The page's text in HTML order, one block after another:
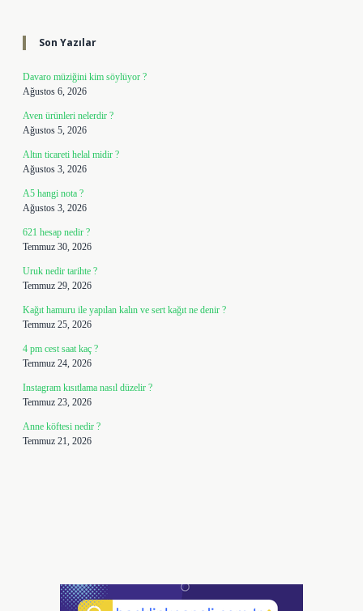
Son Yazılar
Davaro müziğini kim söylüyor ?
Ağustos 6, 2026
Aven ürünleri nelerdir ?
Ağustos 5, 2026
Altın ticareti helal midir ?
Ağustos 3, 2026
A5 hangi nota ?
Ağustos 3, 2026
621 hesap nedir ?
Temmuz 30, 2026
Uruk nedir tarihte ?
Temmuz 29, 2026
Kağıt hamuru ile yapılan kalın ve sert kağıt ne denir ?
Temmuz 25, 2026
4 pm cest saat kaç ?
Temmuz 24, 2026
Instagram kısıtlama nasıl düzelir ?
Temmuz 23, 2026
Anne köftesi nedir ?
Temmuz 21, 2026